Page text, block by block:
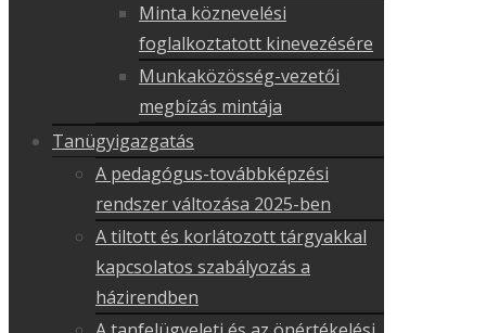
Minta köznevelési
foglalkoztatott kinevezésére
Munkaközösség-vezetői
megbízás mintája
Tanügyigazgatás
A pedagógus-továbbképzési
rendszer változása 2025-ben
A tiltott és korlátozott tárgyakkal
kapcsolatos szabályozás a
házirendben